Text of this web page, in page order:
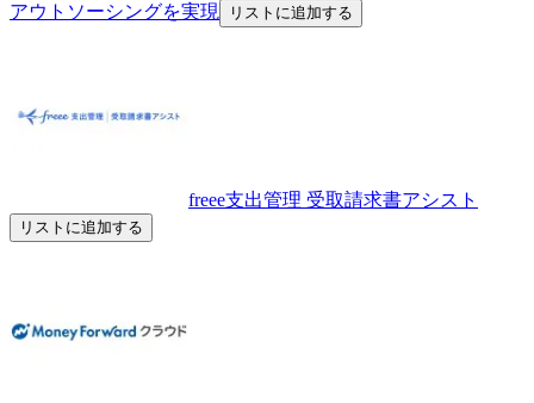
アウトソーシングを実現
リストに追加する
freee支出管理 受取請求書アシスト
リストに追加する